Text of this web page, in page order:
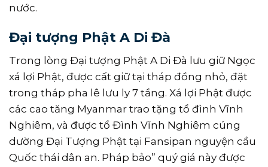
nước.
Đại tượng Phật A Di Đà
Trong lòng Đại tượng Phật A Di Đà lưu giữ Ngọc
xá lợi Phật, được cất giữ tại tháp đồng nhỏ, đặt
trong tháp pha lê lưu ly 7 tầng. Xá lợi Phật được
các cao tăng Myanmar trao tặng tổ đình Vĩnh
Nghiêm, và được tổ Đình Vĩnh Nghiêm cúng
dường Đại Tượng Phật tại Fansipan nguyện cầu
Quốc thái dân an. Pháp bảo” quý giá này được